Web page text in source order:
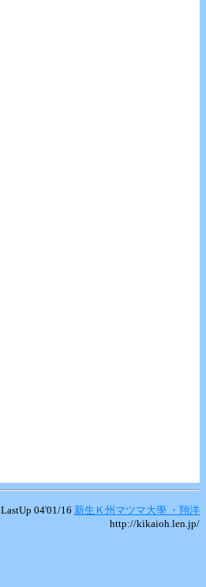
LastUp 04'01/16 新生Ｋ州マツマ大學 ・翔洋
http://kikaioh.len.jp/